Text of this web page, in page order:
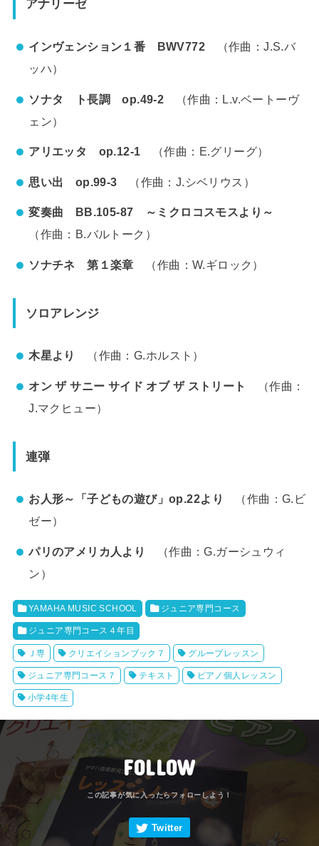
アナリーゼ
インヴェンション１番 BWV772 （作曲：J.S.バ
ッハ）
ソナタ ト長調 op.49-2 （作曲：L.v.ベートーヴ
ェン）
アリエッタ op.12-1 （作曲：E.グリーグ）
思い出 op.99-3 （作曲：J.シベリウス）
変奏曲 BB.105-87 ～ミクロコスモスより～
（作曲：B.バルトーク）
ソナチネ 第１楽章 （作曲：W.ギロック）
ソロアレンジ
木星より （作曲：G.ホルスト）
オン ザ サニー サイド オブ ザ ストリート
（作曲：
J.マクヒュー）
連弾
お人形～「子どもの遊び」op.22より
（作曲：G.ビ
ゼー）
パリのアメリカ人より
（作曲：G.ガーシュウィ
ン）
YAMAHA MUSIC SCHOOL ジュニア専門コース
ジュニア専門コース４年目
Ｊ専 クリエイションブック７ グループレッスン
ジュニア専門コース７ テキスト ピアノ個人レッスン
小学4年生
FOLLOW